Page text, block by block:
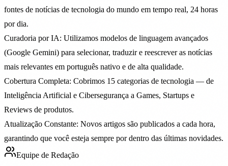
fontes de notícias de tecnologia do mundo em tempo real, 24 horas
por dia.
Curadoria por IA: Utilizamos modelos de linguagem avançados
(Google Gemini) para selecionar, traduzir e reescrever as notícias
mais relevantes em português nativo e de alta qualidade.
Cobertura Completa: Cobrimos 15 categorias de tecnologia — de
Inteligência Artificial e Cibersegurança a Games, Startups e
Reviews de produtos.
Atualização Constante: Novos artigos são publicados a cada hora,
garantindo que você esteja sempre por dentro das últimas novidades.
Equipe de Redação